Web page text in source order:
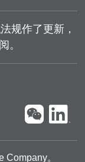
规作了更新，
。
。